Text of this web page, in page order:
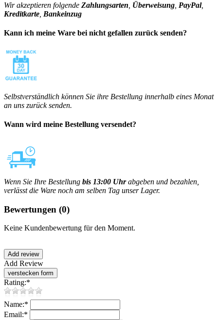
Wir akzeptieren folgende Zahlungsarten Überweisung PayPal,
Kreditkarte Bankeinzug
Kann ich meine Ware bei nicht gefallen zurück senden?
Selbstverständlich können Sie ihre Bestellung innerhalb eines Monat
an uns zurück senden.
Wann wird meine Bestellung versendet?
Wenn Sie Ihre Bestellung bis 13:00 Uhrabgeben und bezahlen,
verlässt die Ware noch am selben Tag unser Lager.
Bewertungen (0)
Keine Kundenbewertung für den Moment.
Add Review
Rating:*
Name:*
Email:*